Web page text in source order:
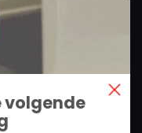
difference!
volgende